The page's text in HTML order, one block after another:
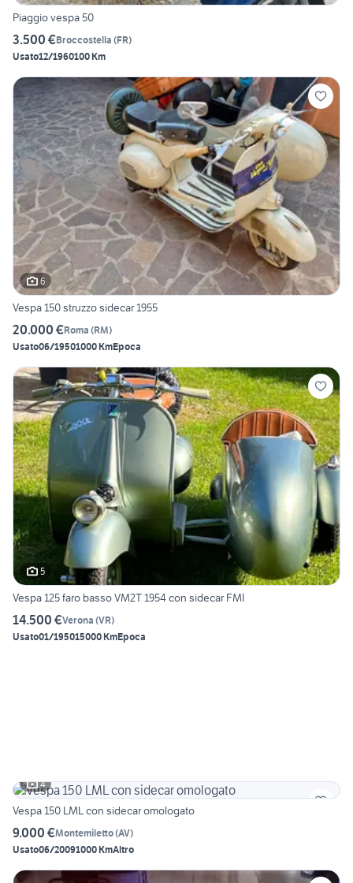
Piaggio vespa 50
3.500 €Broccostella (FR)
Usato12/1960100 Km
6
Vespa 150 struzzo sidecar 1955
20.000 €Roma (RM)
Usato06/19501000 KmEpoca
5
Vespa 125 faro basso VM2T 1954 con sidecar FMI
14.500 €Verona (VR)
Usato01/195015000 KmEpoca
4
Vespa 150 LML con sidecar omologato
9.000 €Montemiletto(AV)
Usato06/20091000 KmAltro